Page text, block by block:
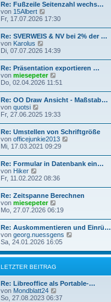
s
t
e
r
B
i
t
r
a
g
Re: Fußzeile Seitenzahl wechs…
von 15Albert
e
e
s
t
e
r
B
e
t
r
a
g
Fr, 17.07.2026 17:30
Re: SVERWEIS & NV bei 2% der …
von Karolus
e
e
s
t
e
r
B
i
t
r
a
g
Di, 07.07.2026 14:39
Re: Präsentation exportieren …
von miesepeter
e
e
s
t
e
r
B
e
i
t
r
a
g
Do, 02.04.2026 11:51
Re: OO Draw Ansicht - Maßstab…
von quotsi
e
s
t
e
r
B
i
t
r
a
g
Fr, 27.06.2025 19:33
Re: Umstellen von Schriftgröße
von officejunkie2013
e
s
r
B
t
r
a
g
Mi, 17.03.2021 09:29
Re: Formular in Datenbank ein…
von Hiker
e
s
t
e
r
B
e
i
t
r
a
g
Fr, 11.02.2022 08:36
Re: Zeitspanne Berechnen
von miesepeter
e
e
s
t
e
r
B
i
t
a
Mo, 27.07.2026 06:19
Re: Auskommentieren und Einrü…
von georg.nuessgens
e
e
r
Sa, 24.01.2026 16:05
LETZTER BEITRAG
Re: Libreoffice als Portable-…
von Mondblatt24
e
So, 27.08.2023 06:37